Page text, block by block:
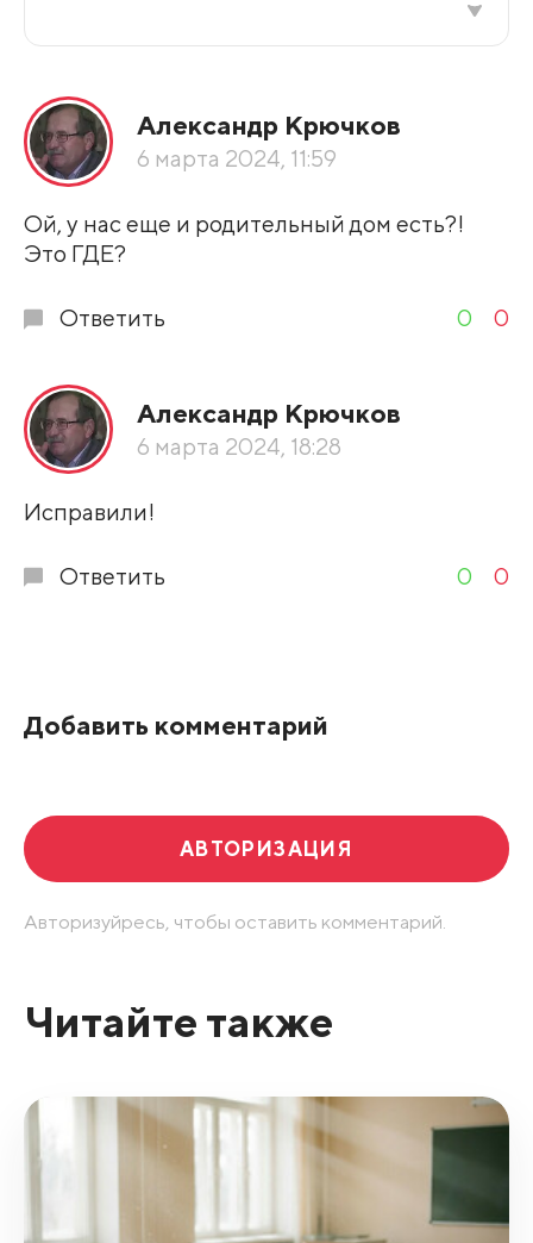
По рейтингу
Александр Крючков
6 марта 2024, 11:59
Ой, у нас еще и родительный дом есть?!
Это ГДЕ?
Ответить 0 0
Александр Крючков
6 марта 2024, 18:28
Исправили!
Ответить 0 0
Добавить комментарий
АВТОРИЗАЦИЯ
Авторизуйресь, чтобы оставить комментарий.
Читайте также